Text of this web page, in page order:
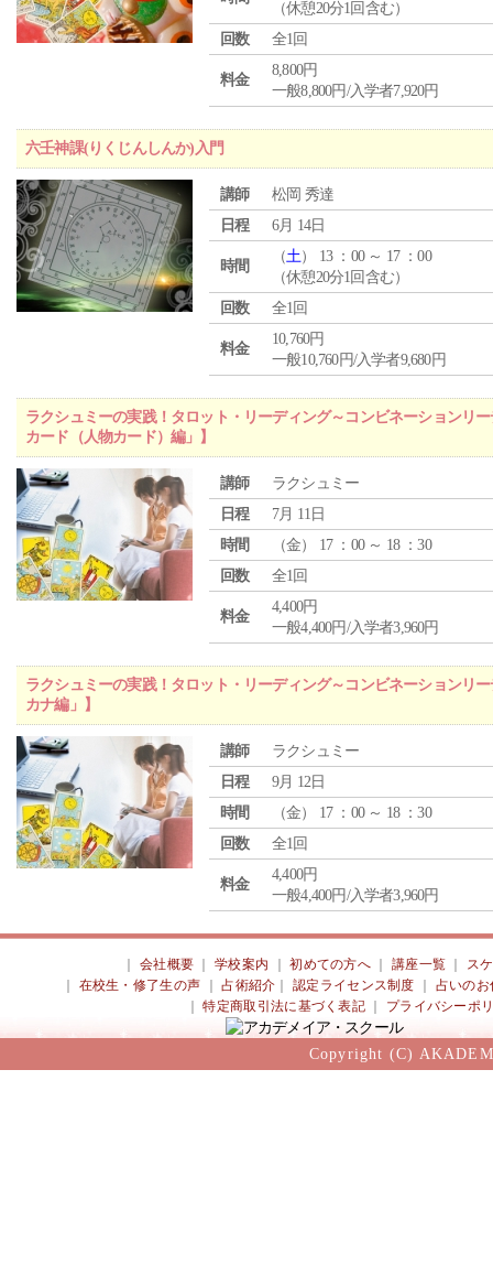
（休憩20分1回含む）
回数
全1回
料金
8,800円
一般8,800円/入学者7,920円
六壬神課(りくじんしんか)入門
講師
松岡 秀達
日程
6月 14日
時間
（土） 13 ：00 ～ 17 ：00
（休憩20分1回含む）
回数
全1回
料金
10,760円
一般10,760円/入学者9,680円
ラクシュミーの実践！タロット・リーディング～コンビネーションリ
カード（人物カード）編」】
講師
ラクシュミー
日程
7月 11日
時間
（金） 17 ：00 ～ 18 ：30
回数
全1回
料金
4,400円
一般4,400円/入学者3,960円
ラクシュミーの実践！タロット・リーディング～コンビネーションリ
カナ編」】
講師
ラクシュミー
日程
9月 12日
時間
（金） 17 ：00 ～ 18 ：30
回数
全1回
料金
4,400円
一般4,400円/入学者3,960円
会社概要 ｜学校案内 ｜初めての方へ 講座一覧
ス
在校生・修了生の声 ｜占術紹介 ｜認定ライセンス制度
占いのお
｜特定商取引法に基づく表記 プライバシーポ
Copyright (C)